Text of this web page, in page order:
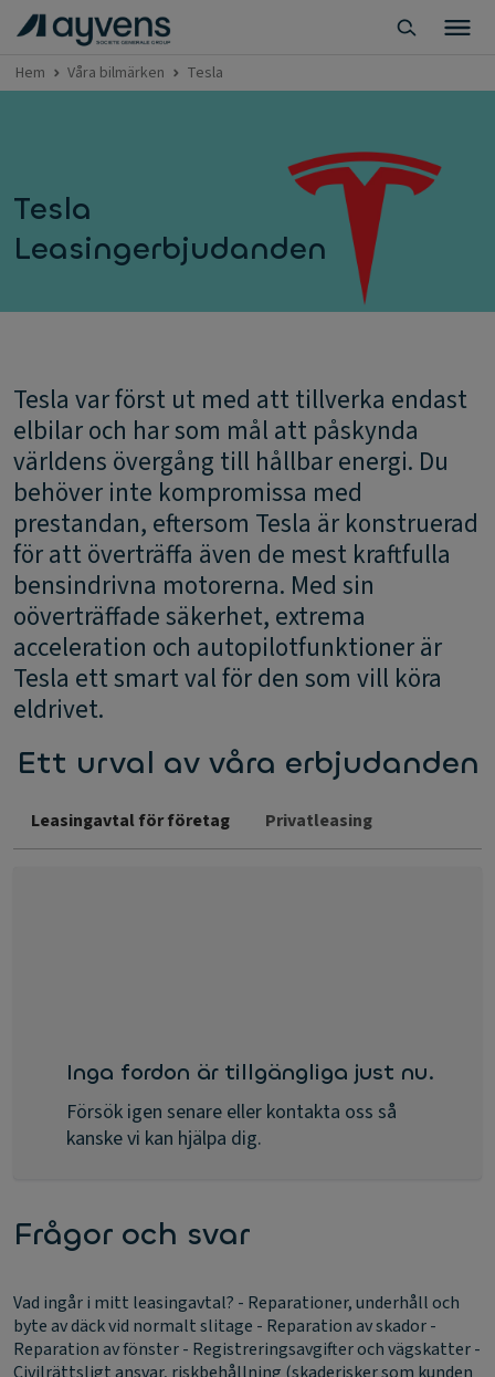
Hem Våra bilmärken Tesla
Tesla
Leasingerbjudanden
Tesla var först ut med att tillverka endast
elbilar och har som mål att påskynda
världens övergång till hållbar energi. Du
behöver inte kompromissa med
prestandan, eftersom Tesla är konstruerad
för att överträffa även de mest kraftfulla
bensindrivna motorerna. Med sin
oöverträffade säkerhet, extrema
acceleration och autopilotfunktioner är
Tesla ett smart val för den som vill köra
eldrivet.
Ett urval av våra erbjudanden
Leasingavtal för företag Privatleasing
Inga fordon är tillgängliga just nu.
Försök igen senare eller kontakta oss så
kanske vi kan hjälpa dig.
Frågor och svar
Vad ingår i mitt leasingavtal? - Reparationer, underhåll och
byte av däck vid normalt slitage - Reparation av skador -
Reparation av fönster - Registreringsavgifter och vägskatter -